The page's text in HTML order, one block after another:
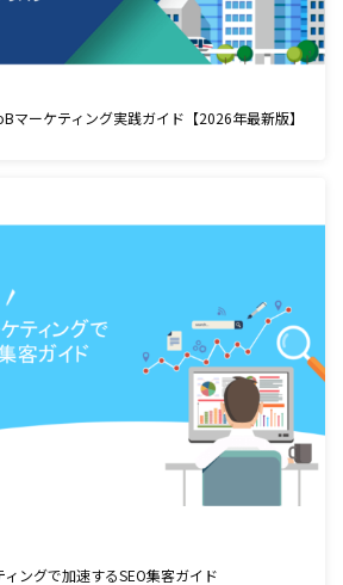
マーケティング実践ガイド【2026年最新版】
ングで加速するSEO集客ガイド